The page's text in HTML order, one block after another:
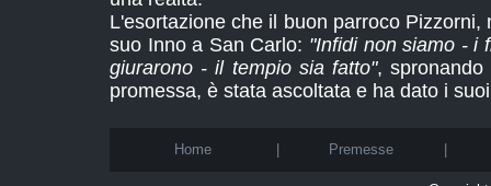
L'esortazione che il buon parroco
suo Inno a San Carlo: "Infidi non siamo - i
giurarono - il tempio sia fatto",
promessa, è stata ascoltata e ha dato i
Home Premesse